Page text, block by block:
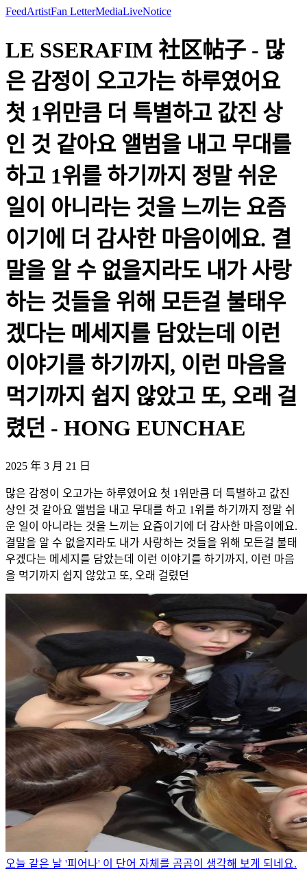
FeedArtistFan LetterMediaLiveNotice
LE SSERAFIM 社区帖子 - 많
은 감정이 오고가는 하루였어요
첫 1위만큼 더 특별하고 값진 상
인 것 같아요 앨범을 내고 무대를
하고 1위를 하기까지 정말 쉬운
일이 아니라는 것을 느끼는 요즘
이기에 더 감사한 마음이에요. 결
말을 알 수 없을지라도 내가 사랑
하는 것들을 위해 모든걸 불태우
겠다는 메세지를 담았는데 이런
이야기를 하기까지, 이런 마음을
먹기까지 쉽지 않았고 또, 오래 걸
렸던 - HONG EUNCHAE
2025 年 3 月 21 日
많은 감정이 오고가는 하루였어요 첫 1위만큼 더 특별하고 값진
상인 것 같아요 앨범을 내고 무대를 하고 1위를 하기까지 정말 쉬
운 일이 아니라는 것을 느끼는 요즘이기에 더 감사한 마음이에요.
결말을 알 수 없을지라도 내가 사랑하는 것들을 위해 모든걸 불태
우겠다는 메세지를 담았는데 이런 이야기를 하기까지, 이런 마음
을 먹기까지 쉽지 않았고 또, 오래 걸렸던
오늘 같은 날 '피어나' 이 단어 자체를 곰곰이 생각해 보게 되네요.